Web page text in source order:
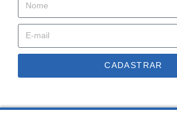
CADASTRAR